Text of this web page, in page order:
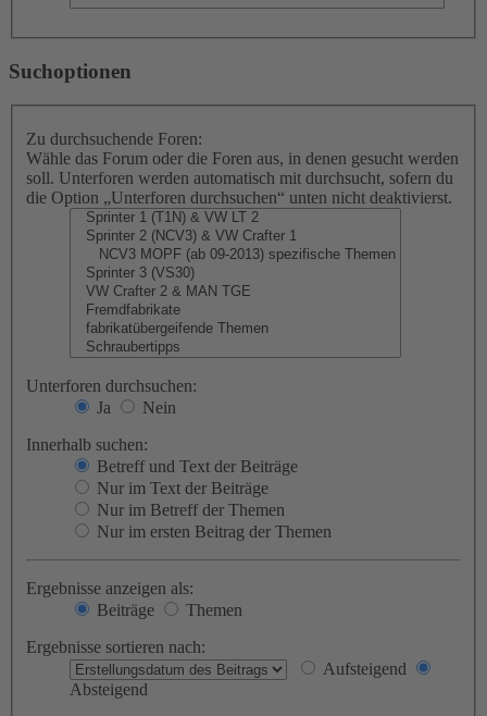
Suchoptionen
Zu durchsuchende Foren:
Wähle das Forum oder die Foren aus, in denen gesucht werden
soll. Unterforen werden automatisch mit durchsucht, sofern du
die Option „Unterforen durchsuchen“ unten nicht deaktivierst.
Unterforen durchsuchen:
Ja
Nein
Innerhalb suchen:
Betreff und Text der Beiträge
Nur im Text der Beiträge
Nur im Betreff der Themen
Nur im ersten Beitrag der Themen
Ergebnisse anzeigen als:
Beiträge
Themen
Ergebnisse sortieren nach:
Aufsteigend
Absteigend